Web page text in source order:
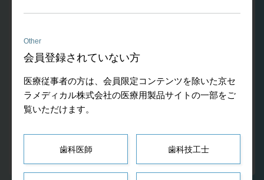
Other
会員登録されていない方
医療従事者の方は、会員限定コンテンツを除いた京セ
ラメディカル株式会社の医療用製品サイトの一部をご
覧いただけます。
歯科医師 歯科技工士
幅広い用途
● 骨切削 / 骨整形 / 骨採取
● 側方アプローチによる上顎洞底挙上術 / 粘膜剥離
● 歯槽頂アプローチによる上顎洞底挙上術
● 抜歯 / インプラント除去
● インプラント窩の形成
● 逆根管充填窩洞形成
【ペリオ】
「VarioSurg」は株式会社ナカニシの登録商標です。